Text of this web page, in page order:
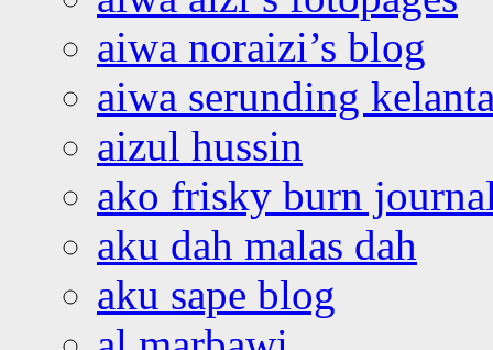
aiwa noraizi’s blog
aiwa serunding
aizul hussin
ako frisky burn
aku dah malas dah
aku sape blog